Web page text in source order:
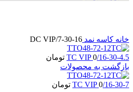
خانه کاسه نمد 16-30-7/DC VIP
16-30-4.5/TC VIP
0
تومان
بازگشت به محصولات
16-30-7/TC VIP
0 تومان